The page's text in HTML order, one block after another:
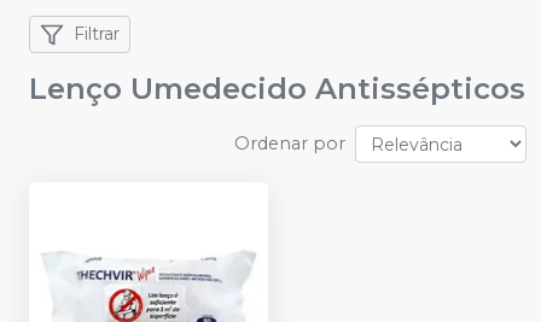
Filtrar
Lenço Umedecido Antissépticos
Ordenar por